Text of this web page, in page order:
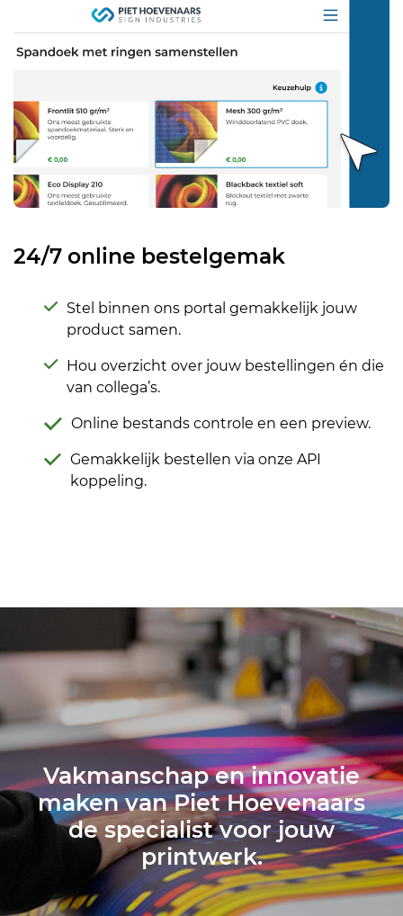
24/7 online bestelgemak
Stel binnen ons portal gemakkelijk jouw
product samen.
Hou overzicht over jouw bestellingen én die
van collega’s.
Online bestands controle en een preview.
Gemakkelijk bestellen via onze API
koppeling.
Vakmanschap en innovatie
maken van Piet Hoevenaars
de specialist voor jouw
printwerk.